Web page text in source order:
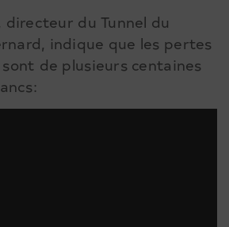
directeur du Tunnel du
indique que les pertes
de plusieurs centaines